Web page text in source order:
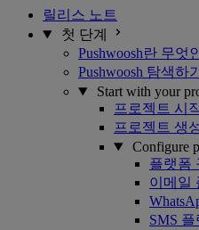
릴리스 노트
첫 단계
Pushwoosh란 무엇
Pushwoosh 탐색하기
Start with your
프로젝트 시
프로젝트 생
Configure
플랫폼
이메일
SMS